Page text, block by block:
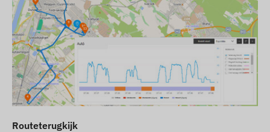
betrekking tot eventuele afwijkingen.
Routeterugkijk